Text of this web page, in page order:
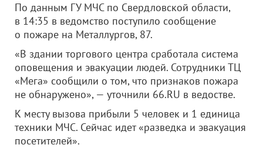
По данным ГУ МЧС по Свердловской области,
в 14:35 в ведомство поступило сообщение
о пожаре на Металлургов, 87.
«В здании торгового центра сработала система
оповещения и эвакуации людей. Сотрудники ТЦ
«Мега» сообщили о том, что признаков пожара
не обнаружено», — уточнили 66.RU в ведостве.
К месту вызова прибыли 5 человек и 1 единица
техники МЧС. Сейчас идет «разведка и эвакуация
посетителей».